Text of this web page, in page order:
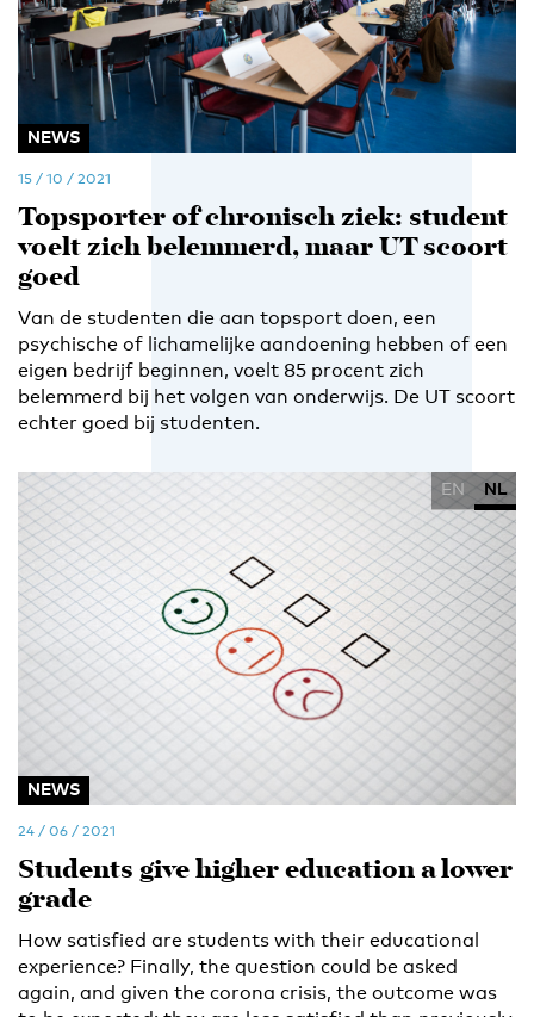
NEWS
15 / 10 / 2021
Topsporter of chronisch ziek: student
voelt zich belemmerd, maar UT scoort
goed
Van de studenten die aan topsport doen, een
psychische of lichamelijke aandoening hebben of een
eigen bedrijf beginnen, voelt 85 procent zich
belemmerd bij het volgen van onderwijs. De UT scoort
echter goed bij studenten.
EN NL
NEWS
24 / 06 / 2021
Students give higher education a lower
grade
How satisfied are students with their educational
experience? Finally, the question could be asked
again, and given the corona crisis, the outcome was